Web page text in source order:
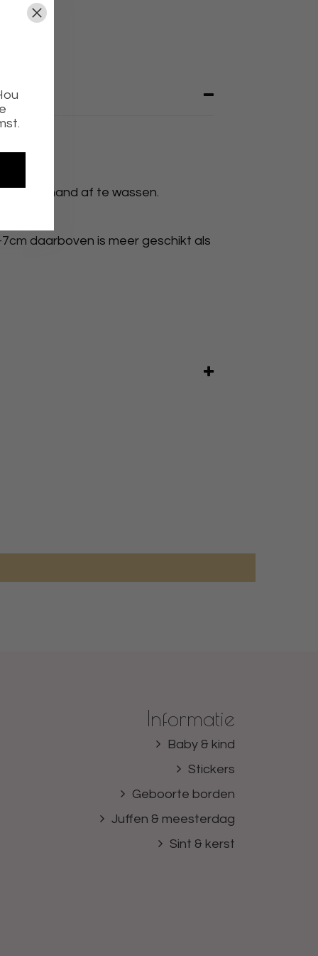
de hand af te wassen.
daarboven is meer geschikt als
Informatie
Baby & kind
Stickers
Geboorte borden
Juffen & meesterdag
Sint & kerst